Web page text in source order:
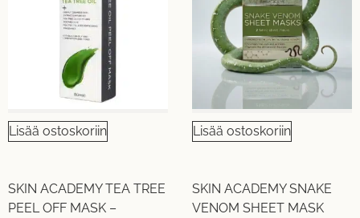
Lisää ostoskoriin
SKIN ACADEMY TEA TREE
PEEL OFF MASK –
Lisää ostoskoriin
SKIN ACADEMY SNAKE
VENOM SHEET MASK